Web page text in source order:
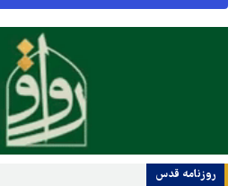
روزنامه قدس